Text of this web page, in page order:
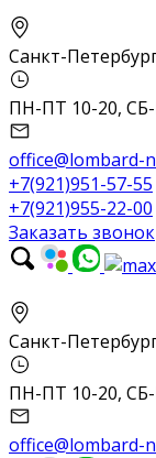
Санкт-
ПН-ПТ 10-20,
office@lombard-
+7(921)951-57-55
+7(921)955-22-00
Заказать звонок
Санкт-
ПН-ПТ 10-20,
office@lombard-